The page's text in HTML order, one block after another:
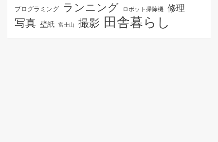
プログラミング ランニング ロボット掃除機 修理
写真 壁紙 富士山 撮影 田舎暮らし